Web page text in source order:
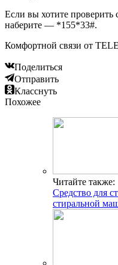
Если вы хотите проверить
наберите — *155*33#.
Комфортной связи от
Поделиться
Отправить
Класснуть
Похожее
Читайте также:
Средство для
стиральной